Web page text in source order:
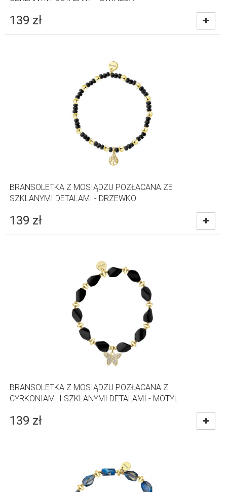
139 zł
BRANSOLETKA Z MOSIĄDZU POZŁACANA ZE
SZKLANYMI DETALAMI - DRZEWKO
139 zł
BRANSOLETKA Z MOSIĄDZU POZŁACANA Z
CYRKONIAMI I SZKLANYMI DETALAMI - MOTYL
139 zł